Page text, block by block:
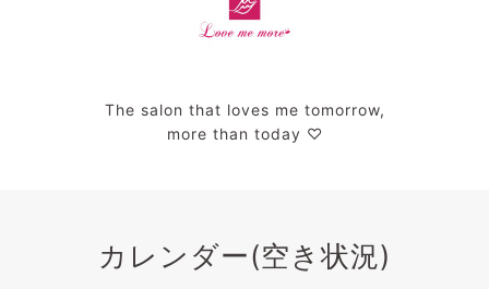
The salon that loves me tomorrow,
more than today ♡
カレンダー(空き状況)